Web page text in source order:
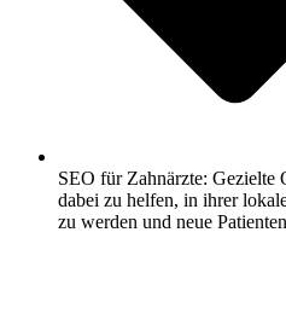
SEO für Zahnärzte: Gezielte
dabei zu helfen, in ihrer
zu werden und neue